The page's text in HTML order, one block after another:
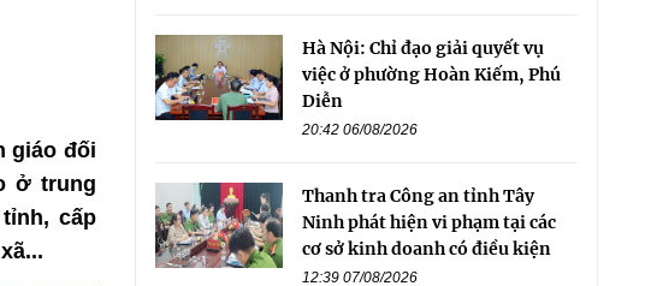
giáo đối
ở trung
cấp
Hà Nội: Chỉ đạo giải quyết vụ
việc ở phường Hoàn Kiếm, Phú
Diễn
20:42 06/08/2026
Thanh tra Công an tỉnh Tây
Ninh phát hiện vi phạm tại các
cơ sở kinh doanh có điều kiện
12:39 07/08/2026